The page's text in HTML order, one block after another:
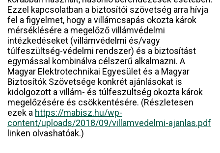
Ezzel kapcsolatban a biztosítói szövetség arra hívja
fel a figyelmet, hogy a villámcsapás okozta károk
mérséklésére a megelőző villámvédelmi
intézkedéseket (villámvédelmi és/vagy
túlfeszültség-védelmi rendszer) és a biztosítást
egymással kombinálva célszerű alkalmazni. A
Magyar Elektrotechnikai Egyesület és a Magyar
Biztosítók Szövetsége konkrét ajánlásokat is
kidolgozott a villám- és túlfeszültség okozta károk
megelőzésére és csökkentésére. (Részletesen
ezek a https://mabisz.hu/wp-
content/uploads/2018/09/villamvedelmi-ajanlas.pdf
linken olvashatóak.)